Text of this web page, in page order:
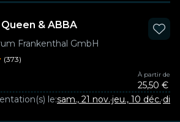
& ABBA
Frankenthal GmbH
(373)
À partir de
25,50 €
le:sam., 21 nov.·jeu., 10 déc.·